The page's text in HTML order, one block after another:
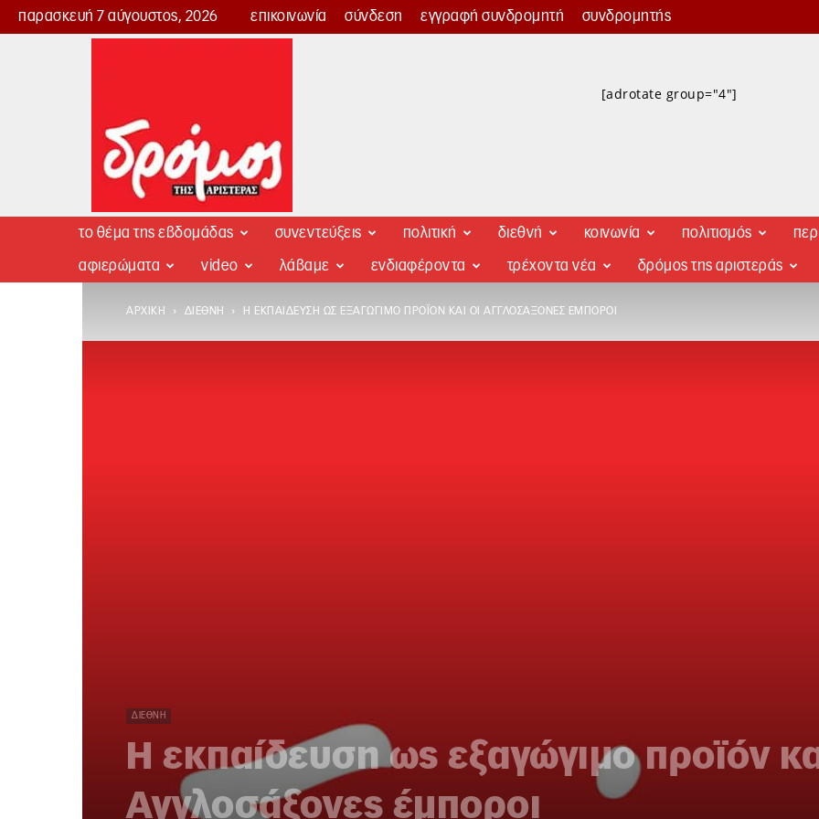
παρασκευή 7 αύγουστος, 2026 επικοινωνία σύνδεση εγγραφή συνδρομητή συνδρομητής
Δρόμος
[adrotate group="4"]
το θέμα της εβδομάδας συνεντεύξεις πολιτική διεθνή κοινωνία πολιτισμός
αφιερώματα video λάβαμε ενδιαφέροντα τρέχοντα νέα δρόμος της αριστεράς
ΑΡΧΙΚΉ ΔΙΕΘΝΉ Η ΕΚΠΑΊΔΕΥΣΗ ΩΣ ΕΞΑΓΏΓΙΜΟ ΠΡΟΪΌΝ ΚΑΙ ΟΙ ΑΓΓΛΟΣΆΞΟΝΕΣ ΈΜΠΟΡΟΙ
ΔΙΕΘΝΉ
Η εκπαίδευση ως εξαγώγιμο προϊόν
Αγγλοσάξονες έμποροι